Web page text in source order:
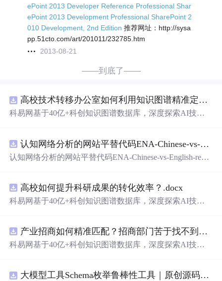
ePoint 2013 Developer Reference Professional Shar
ePoint 2013 Development Professional SharePoint 2
010 Development, 2nd Edition 推荐网址：http://sysa
pp.51cto.com/art/201011/232785.htm
2013-08-21
——到底了——
高校技术转移办公室如何利用知识图谱精准定位产业需
科易网基于40亿+科创知识图谱数据库，深度探索AI技术
新领域的AI+数智化解决方案，推动科技创新与产业创新
智能化发展。
认知网络分析的网站平替代码ENA-Chinese-vs-English-reproducible.zip
认知网络分析的网站平替代码ENA-Chinese-vs-English-repro
高校如何提升科研成果的转化效率？.docx
科易网基于40亿+科创知识图谱数据库，深度探索AI技术
新领域的AI+数智化解决方案，推动科技创新与产业创新
智能化发展。
产业招商如何精准匹配？招商部门苦于找不到符合产业链补链强链方向的目标企业怎么办？.docx
科易网基于40亿+科创知识图谱数据库，深度探索AI技术
新领域的AI+数智化解决方案，推动科技创新与产业创新大模型工具Schema枚举鲁棒性工具｜原创源码+测试+离线报告